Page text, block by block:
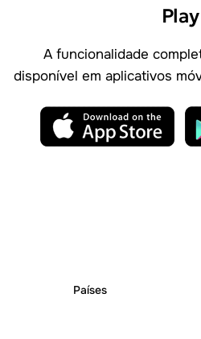
Play
A funcionalidade
disponível em aplicativos
Países